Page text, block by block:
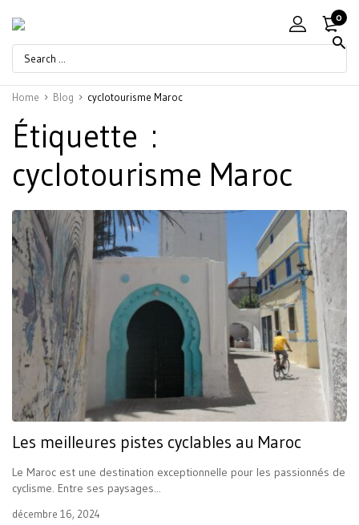
0
Home Blog cyclotourisme Maroc
Étiquette :
cyclotourisme Maroc
Les meilleures pistes cyclables au Maroc
Le Maroc est une destination exceptionnelle pour les passionnés de
cyclisme. Entre ses paysages...
décembre 16, 2024